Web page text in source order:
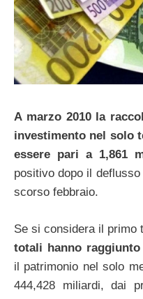
A marzo 2010 la
investimento nel solo
essere pari a 1,861
positivo dopo il
scorso febbraio.
Se si considera il primo
totali hanno
il patrimonio nel solo
444,428 miliardi, dai